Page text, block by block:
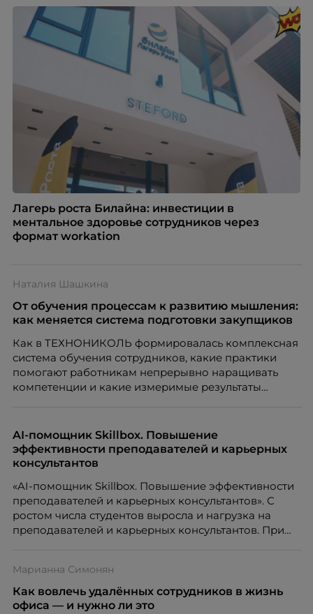
Лагерь роста Билайна: инвестиции в
ментальное здоровье сотрудников через
формат workation
Наталия Шашкина
От обучения процессам к развитию мышления:
как меняется система подготовки закупщиков
Как в ТЕХНОНИКОЛЬ формировалась комплексная
система обучения сотрудников, какие практики
помогают работникам непрерывно наращивать
компетенции и какие измеримые результаты
закупкам направления «Минеральная изоляция»
компании ТЕХНОНИКОЛЬ.
AI-помощник Skillbox. Повышение
эффективности преподавателей и карьерных
консультантов
«AI-помощник Skillbox. Повышение эффективности
преподавателей и карьерных консультантов». С
ростом числа студентов выросла и нагрузка на
преподавателей и карьерных консультантов. При
повысить эффективность сотрудников, ускорить
процессы, сохранить качество поддержки и
масштабироваться без роста команды. Так и
Марианна Симонян
Как вовлечь удалённых сотрудников в жизнь
офиса — и нужно ли это